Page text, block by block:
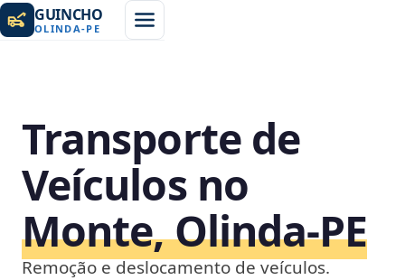
GUINCHO
OLINDA-PE
Transporte de
Veículos no
Monte, Olinda‑PE
Remoção e deslocamento de veículos.